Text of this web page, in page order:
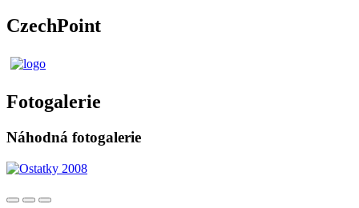
CzechPoint
Fotogalerie
Náhodná fotogalerie